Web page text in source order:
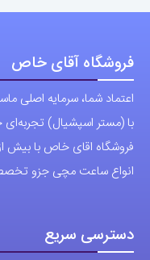
فروشگاه آقای خاص
اعتماد شما، سرمایه اصلی
با (مستر اسپشیال) تجربه‌ای
انواع ساعت مچی جزو
دسترسی سریع